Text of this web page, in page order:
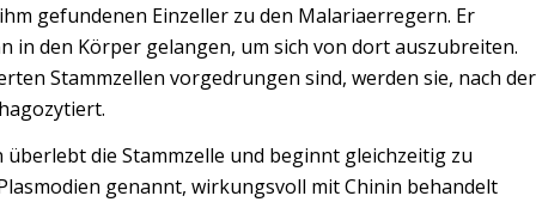
gefundenen Einzeller zu den Malariaerregern. Er
in den Körper gelangen, um sich von dort auszubreiten.
Stammzellen vorgedrungen sind, werden sie, nach der
die Stammzelle und beginnt gleichzeitig zu
genannt, wirkungsvoll mit Chinin behandelt